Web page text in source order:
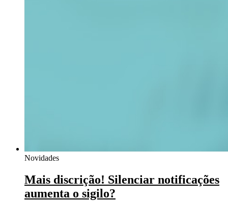
Novidades
Mais discrição! Silenciar notificações
aumenta o sigilo?